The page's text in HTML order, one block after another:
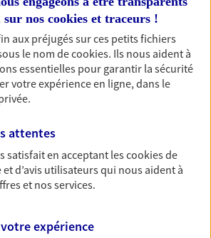
UN TARIF EN LIGNE
Accidents de la Vie
jardinage, pâtissier en herbe
Avec Ma Protection
votre qualité de vie et vos
Accidents de la Vie
sur nos cookies et traceurs !
aux préjugés sur ces petits fichiers
le nom decookies. Ils nous aident à
essentielles pour garantir la sécurité
votre expérience en ligne, dans le
attentes
satisfait en acceptant lescookiesde
et d’avis utilisateurs qui nous aident à
et nos services.
expérience